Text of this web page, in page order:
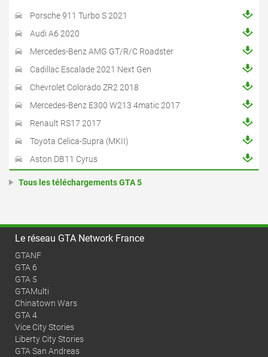
Porsche 911 Turbo S 2021
Audi A6 2020
Mercedes-Benz AMG GT/R/C Roadster
Cadillac Escalade 2021 Next Gen
Chevrolet Colorado ZR2 2018
Mercedes-Benz E300 W213 4matic 2017
Renault RS17 2017
Toyota Celica-Supra (MKII)
Aston DB11 Cyrus
Tous les téléchargements GTA 5
Le réseau GTA Network France
GTANF
GTA 6
GTA 5
GTAMulti
Chinatown Wars
GTA 4
Vice City Stories
Liberty City Stories
GTA San Andreas